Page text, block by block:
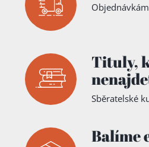
Tituly,
Sběratelské
Balíme